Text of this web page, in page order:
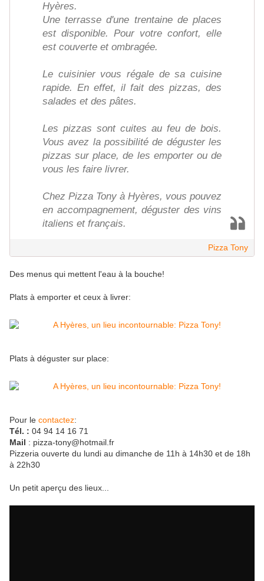
Hyères.
Une terrasse d'une trentaine de places
est disponible. Pour votre confort, elle
est couverte et ombragée.
Le cuisinier vous régale de sa cuisine
rapide. En effet, il fait des pizzas, des
salades et des pâtes.
Les pizzas sont cuites au feu de bois.
Vous avez la possibilité de déguster les
pizzas sur place, de les emporter ou de
vous les faire livrer.
Chez Pizza Tony à Hyères, vous pouvez
en accompagnement, déguster des vins
italiens et français.
Pizza Tony
Des menus qui mettent l'eau à la bouche!
Plats à emporter et ceux à livrer:
Plats à déguster sur place:
Pour le contactez:
Tél. : 04 94 14 16 71
Mail : pizza-tony@hotmail.fr
Pizzeria ouverte du lundi au dimanche de 11h à 14h30 et de 18h
à 22h30
Un petit aperçu des lieux...